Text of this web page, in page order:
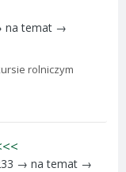
na temat →
rolniczym
→ na temat →